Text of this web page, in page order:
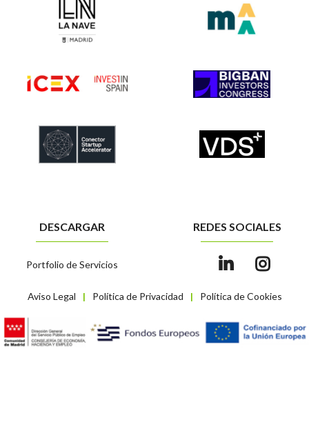
Aviso Legal | Política de Privacidad | Política de Cookies
DESCARGAR
Portfolio de Servicios
REDES SOCIALES